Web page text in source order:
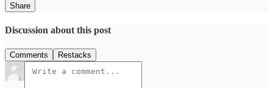
Share
Discussion about this post
Comments Restacks